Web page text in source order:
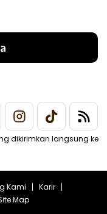
dikirimkan langsung ke
Kami
Karir
Map